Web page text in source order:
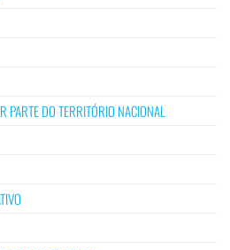
PARTE DO TERRITÓRIO NACIONAL